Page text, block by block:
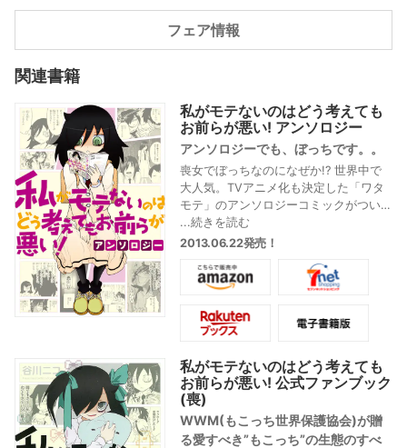
フェア情報
関連書籍
私がモテないのはどう考えても
お前らが悪い! アンソロジー
アンソロジーでも、ぼっちです。。
喪女でぼっちなのになぜか!? 世界中で
大人気。TVアニメ化も決定した「ワタ
モテ」のアンソロジーコミックがつい
に登場!
豪華執筆陣の描く智子に笑いと涙が止
まらない…谷川ニコの描き下ろしも収録
で4巻と同時発売!!
...続きを読む
2013.06.22発売！
私がモテないのはどう考えても
お前らが悪い! 公式ファンブック
(喪)
WWM(もこっち世界保護協会)が贈
る愛すべき”もこっち”の生態のすべ